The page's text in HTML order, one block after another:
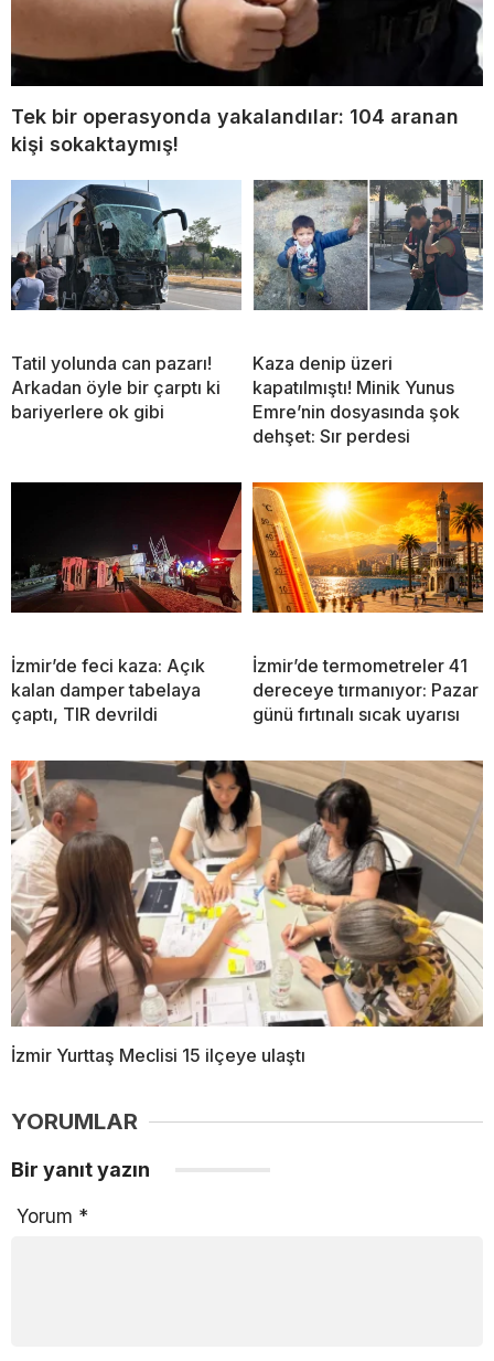
Tek bir operasyonda yakalandılar: 104 aranan
kişi sokaktaymış!
Tatil yolunda can pazarı!
Arkadan öyle bir çarptı ki
bariyerlere ok gibi
Kaza denip üzeri
kapatılmıştı! Minik Yunus
Emre’nin dosyasında şok
dehşet: Sır perdesi
İzmir’de feci kaza: Açık
kalan damper tabelaya
çaptı, TIR devrildi
İzmir’de termometreler 41
dereceye tırmanıyor: Pazar
günü fırtınalı sıcak uyarısı
İzmir Yurttaş Meclisi 15 ilçeye ulaştı
YORUMLAR
Bir yanıt yazın
Yorum *